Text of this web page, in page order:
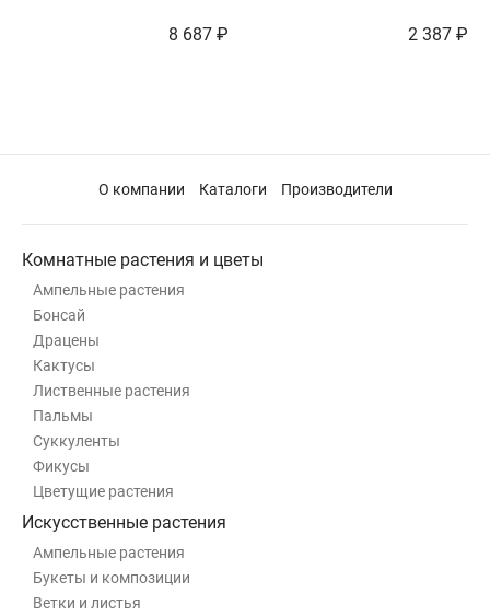
8 687 ₽ 2 387 ₽
О компании Каталоги Производители
Комнатные растения и цветы
Ампельные растения
Бонсай
Драцены
Кактусы
Лиственные растения
Пальмы
Суккуленты
Фикусы
Цветущие растения
Искусственные растения
Ампельные растения
Букеты и композиции
Ветки и листья